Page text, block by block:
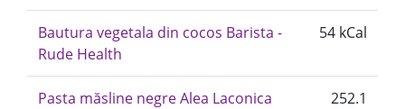
Bautura vegetala din cocos Barista -
Rude Health
54 kCal
Pasta măsline negre Alea Laconica
252.1